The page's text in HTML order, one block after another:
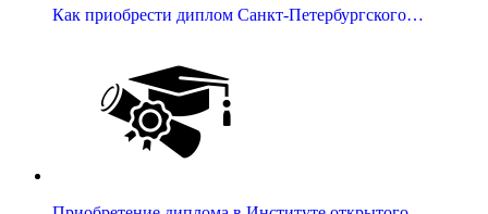
Как приобрести диплом Санкт-Петербургского…